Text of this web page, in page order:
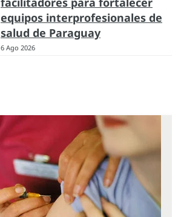
equipos interprofesionales de
salud de Paraguay
6 Ago 2026